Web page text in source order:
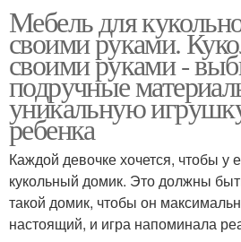
Мебель для
своими руками.
своими руками -
подручные
уникальную
ребенка
Каждой девочке хочется, чтобы у
кукольный домик. Это должны
такой домик, чтобы он
настоящий, и игра напоминала